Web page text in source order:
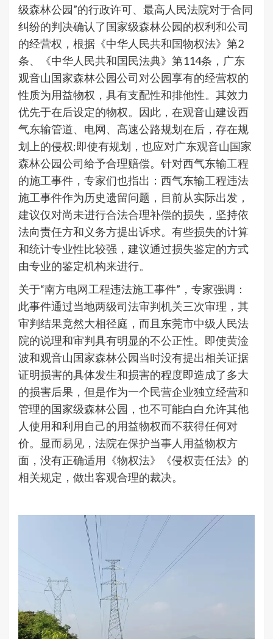
级森林公园”的行政许可、最高人民法院对于合同
纠纷的判决确认了国家级森林公园的权利和公司
的经营权，根据《中华人民共和国物权法》第2
条、《中华人民共和国民法典》第114条，广东
观音山国家森林公园公司对公园享有的经营权的
性质为用益物权，具有支配性和排他性。其效力
优先于在后设定的物权。因此，在观音山建设西
气东输管道、电网、高速公路规划在后，存在规
划上的侵权;即使有规划，也应对广东观音山国家
森林公园公司给予合理赔偿。针对西气东输工程
的施工事件，专家们也指出：西气东输工程违法
施工事件作为历史遗留问题，目前从实际出发，
建议仅对尚未进行合法合理补偿的损失，坚持依
法向责任方和义务方提出诉求。有些损失的计算
和统计专业性比较强，建议通过损失鉴定的方式
由专业的鉴定机构来进行。
关于“南方电网工程违法施工事件”，专家强调：
此事件通过当地两级司法审判机关三次审理，其
审判结果竟然大相径庭，而且东莞市中级人民法
院的说理和审判具有明显的不公正性。即使黄淦
波和观音山国家森林公园当时没有提出相关证据
证明损害的具体发生和损害的程度即造成了多大
的损害后果，但是作为一个民营企业独立经营和
管理的国家级森林公园，也不可能白白允许其他
人使用和利用自己的用益物权而不获得任何对
价。显而易见，法院在保护当事人用益物权方
面，没有正确适用《物权法》《侵权责任法》的
相关规定，做出客观合理的裁决。